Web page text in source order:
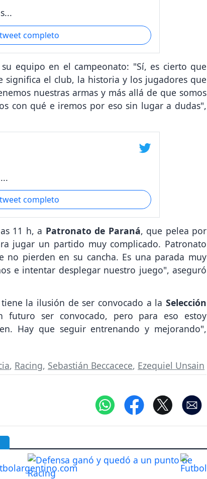
completo
equipo en el campeonato: "Sí, es cierto que
significa el club, la historia y los jugadores que
nuestras armas y más allá de que somos
con qué e iremos por eso sin lugar a dudas",
completo
11 h, a Patronato de Paraná, que pelea por
jugar un partido muy complicado. Patronato
no pierden en su cancha. Es una parada muy
e intentar desplegar nuestro juego", aseguró
la ilusión de ser convocado a la Selección
futuro ser convocado, pero para eso estoy
Hay que seguir entrenando y mejorando",
, Racing, Sebastián Beccacece, Ezequiel Unsain